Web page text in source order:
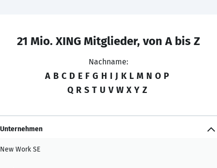
21 Mio. XING Mitglieder, von A bis Z
Nachname:
A B C D E F G H I J K L M N O P
Q R S T U V W X Y Z
Unternehmen
New Work SE